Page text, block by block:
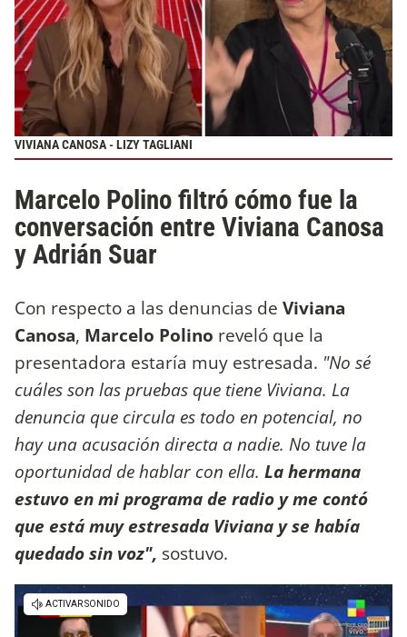
VIVIANA CANOSA - LIZY TAGLIANI
Marcelo Polino filtró cómo fue la
conversación entre Viviana Canosa
y Adrián Suar
Con respecto a las denuncias de Viviana
Canosa, Marcelo Polino reveló que la
presentadora estaría muy estresada. "No sé
cuáles son las pruebas que tiene Viviana. La
denuncia que circula es todo en potencial, no
hay una acusación directa a nadie. No tuve la
oportunidad de hablar con ella. La hermana
estuvo en mi programa de radio y me contó
que está muy estresada Viviana y se había
quedado sin voz", sostuvo.